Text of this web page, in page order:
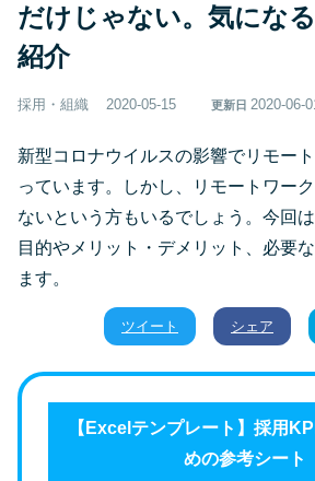
だけじゃない。気にな
紹介
採用・組織 2020-05-15 更新日 2020-06-
新型コロナウイルスの影響でリモー
っています。しかし、リモートワー
ないという方もいるでしょう。今回
目的やメリット・デメリット、必要
ます。
ツイート シェア
【Excelテンプレート】採用
めの参考シート